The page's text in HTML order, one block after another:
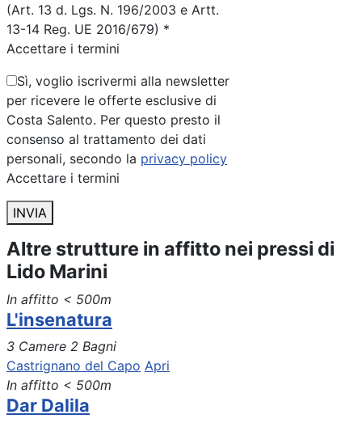
(Art. 13 d. Lgs. N. 196/2003 e Artt.
13-14 Reg. UE 2016/679) *
Accettare i termini
Sì, voglio iscrivermi alla newsletter
per ricevere le offerte esclusive di
Costa Salento. Per questo presto il
consenso al trattamento dei dati
personali, secondo la privacy policy
Accettare i termini
INVIA
Altre strutture in affitto nei pressi di
Lido Marini
In affitto < 500m
L'insenatura
3 Camere 2 Bagni
Castrignano del Capo Apri
In affitto < 500m
Dar Dalila